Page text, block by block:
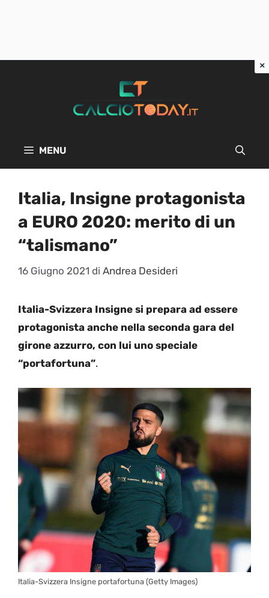
MENU
Italia, Insigne protagonista
a EURO 2020: merito di un
“talismano”
16 Giugno 2021 di Andrea Desideri
Italia-Svizzera Insigne si prepara ad essere
protagonista anche nella seconda gara del
girone azzurro, con lui uno speciale
“portafortuna”.
Italia-Svizzera Insigne portafortuna (Getty Images)